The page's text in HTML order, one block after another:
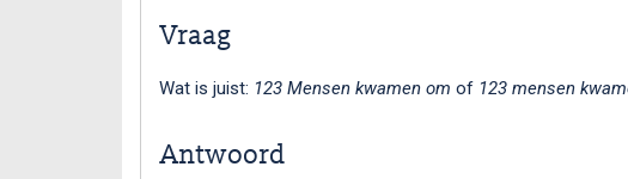
Vraag
Wat is juist: 123 Mensen kwamen om of 123 mensen
Antwoord